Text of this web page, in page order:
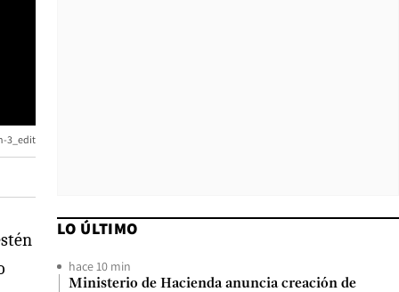
3_edit
LO ÚLTIMO
hace 10 min
Ministerio de Hacienda anuncia creación de